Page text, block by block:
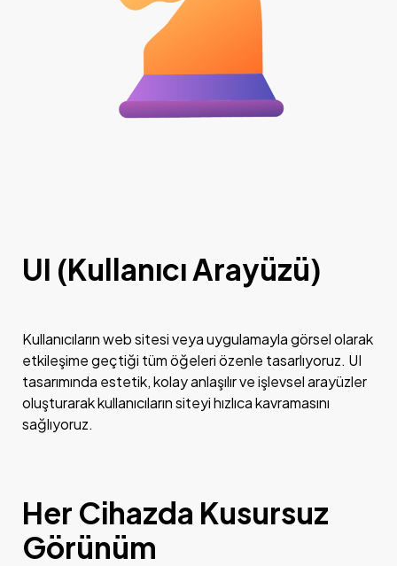
UI (Kullanıcı Arayüzü)
Kullanıcıların web sitesi veya uygulamayla görsel olarak
etkileşime geçtiği tüm öğeleri özenle tasarlıyoruz. UI
tasarımında estetik, kolay anlaşılır ve işlevsel arayüzler
oluşturarak kullanıcıların siteyi hızlıca kavramasını
sağlıyoruz.
Her Cihazda Kusursuz
Görünüm